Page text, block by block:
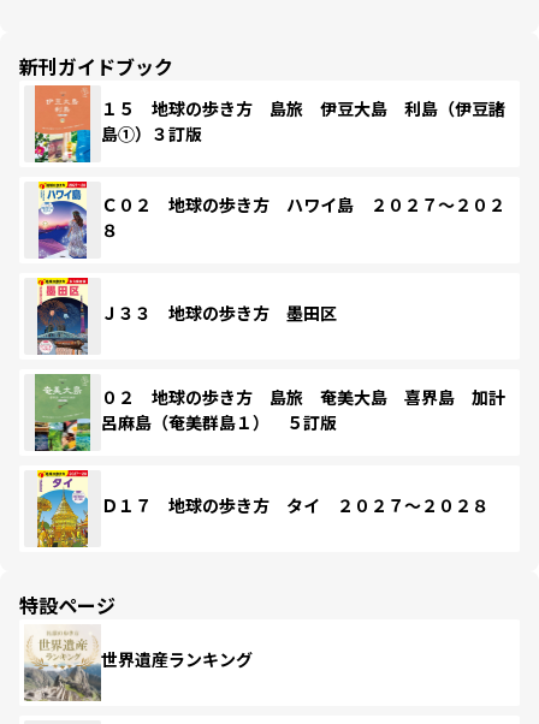
新刊ガイドブック
１５ 地球の歩き方 島旅 伊豆大島 利島（伊豆諸
島①）３訂版
Ｃ０２ 地球の歩き方 ハワイ島 ２０２７～２０２
８
Ｊ３３ 地球の歩き方 墨田区
０２ 地球の歩き方 島旅 奄美大島 喜界島 加計
呂麻島（奄美群島１） ５訂版
Ｄ１７ 地球の歩き方 タイ ２０２７～２０２８
特設ページ
世界遺産ランキング